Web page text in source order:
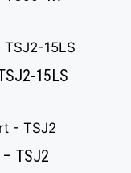
15LS
TSJ2